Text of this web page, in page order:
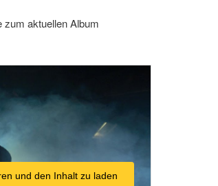
zum aktuellen Album
und den Inhalt zu laden